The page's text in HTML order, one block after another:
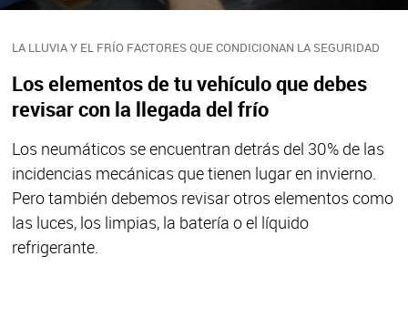
LA LLUVIA Y EL FRÍO FACTORES QUE CONDICIONAN LA SEGURIDAD
Los elementos de tu vehículo que debes
revisar con la llegada del frío
Los neumáticos se encuentran detrás del 30% de las
incidencias mecánicas que tienen lugar en invierno.
Pero también debemos revisar otros elementos como
las luces, los limpias, la batería o el líquido
refrigerante.